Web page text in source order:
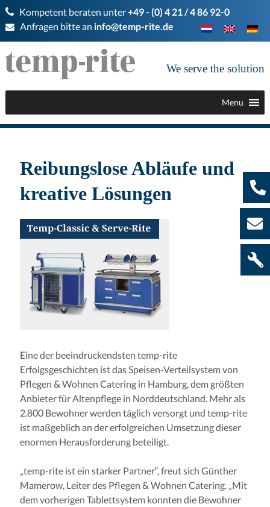
Kompetent beraten unter+49 - (0) 4 21 / 4 86 92-0
Anfragen bitte an info@temp-rite.de
We serve the solution
Menu
Reibungslose Abläufe und
kreative Lösungen
Eine der beeindruckendsten temp-rite
Erfolgsgeschichten ist das Speisen-Verteilsystem von
Pflegen & Wohnen Catering in Hamburg, dem größten
Anbieter für Altenpflege in Norddeutschland. Mehr als
2.800 Bewohner werden täglich versorgt und temp-rite
ist maßgeblich an der erfolgreichen Umsetzung dieser
enormen Herausforderung beteiligt.
„temp-rite ist ein starker Partner“, freut sich Günther
Mamerow, Leiter des Pflegen & Wohnen Catering. „Mit
dem vorherigen Tablettsystem konnten die Bewohner